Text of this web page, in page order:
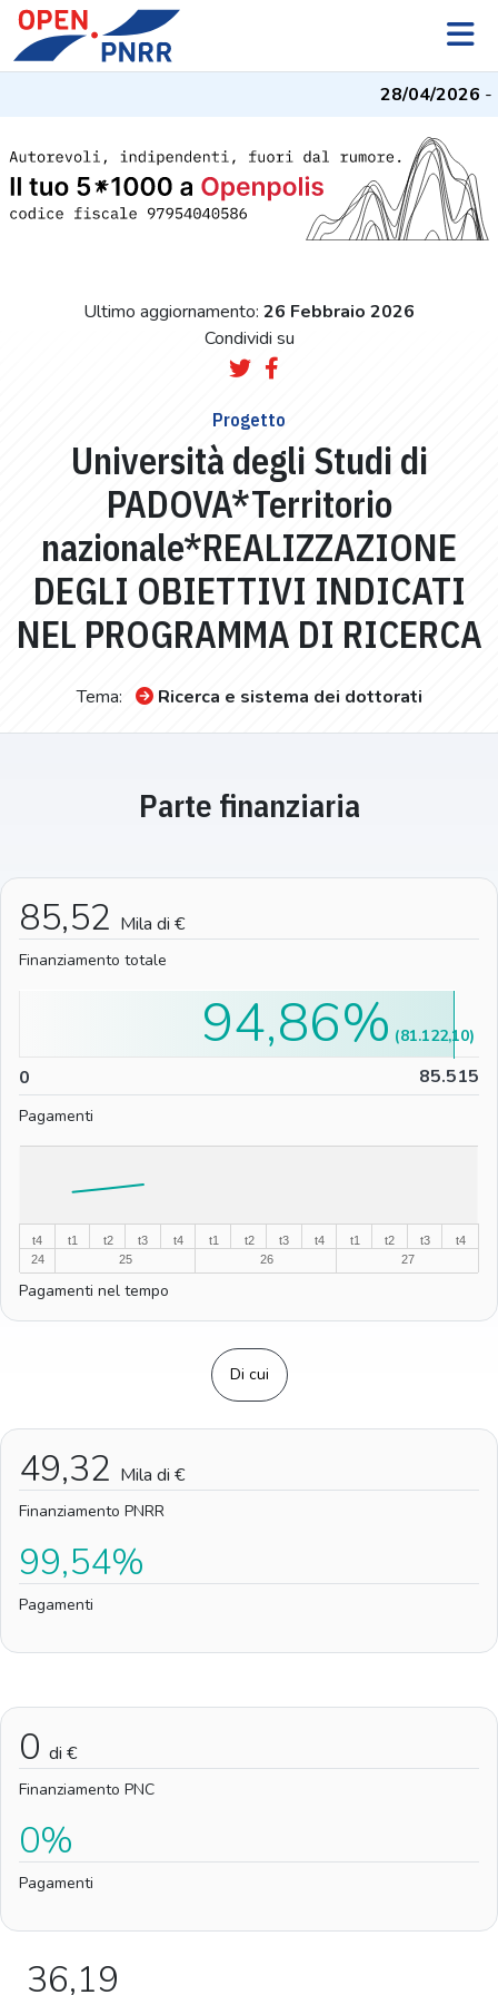
28/04/2026- I
Ultimo aggiornamento: 26 Febbraio 2026
Condividi su
Progetto
Università degli Studi di
PADOVA*Territorio
nazionale*REALIZZAZIONE
DEGLI OBIETTIVI INDICATI
NEL PROGRAMMA DI RICERCA
Tema: Ricerca e sistema dei dottorati
Parte finanziaria
85,52 Mila di €
Finanziamento totale
0 85.515
94,86% (81.122,10)
Pagamenti
t4
24
t1
25
t2 t3 t4
t1
26
t2 t3 t4
t1
27
t2 t3 t4
Pagamenti nel tempo
Di cui
49,32 Mila di €
Finanziamento PNRR
99,54%
Pagamenti
0 di €
Finanziamento PNC
0%
Pagamenti
36,19